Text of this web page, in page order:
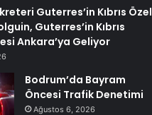
Guterres’in Kıbrıs Özel
Guterres’in Kıbrıs
Ankara’ya Geliyor
Bodrum’da Bayram
Öncesi Trafik Denetimi
Ağustos 6, 2026